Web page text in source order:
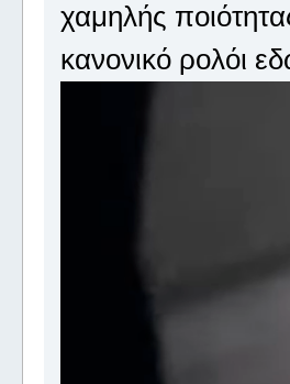
χαμηλής
κανονικό ρολόι